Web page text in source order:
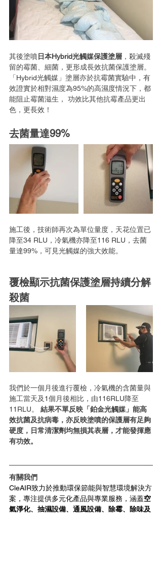
其後塗噴日本Hybrid光觸媒保護塗層 ，殺滅殘
留的霉菌、細菌，更形成長效抗菌保護塗層。
「Hybrid光觸媒」塗層亦於抗霉菌實驗中，有
效證實於相對濕度為95%的高濕度情況下，都
能阻止霉菌滋生， 功效比其他抗霉產品更出
色，更長效！
去菌量達99%
施工後，技術師再次為單位量度，天花位置已
降至34 RLU，冷氣機亦降至116 RLU，去菌
量達99%，可見光觸媒的強大效能。
覆檢顯示抗菌保護塗層持續分解
殺菌
我們於一個月後進行覆檢，冷氣機的含菌量與
施工當天及1個月後相比，由116RLU降至
11RLU。 結果不單反映「鉑金光觸媒」能高
效抗菌及抗病毒，亦反映塗噴的保護層有足夠
硬度，日常清潔劑均無損其表層，才能發揮應
有功效。
有關我們
CleAIR致力於推動環保節能與智慧環境解決方
案，專注提供多元化產品與專業服務，涵蓋空
氣淨化、抽濕設備、通風設備、除霉、除味及